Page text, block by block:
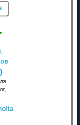
)